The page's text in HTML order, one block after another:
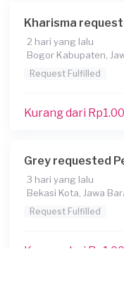
Kharisma
2 hari yang lalu
Bogor Kabupaten,
Request Fulfilled
Kurang dari
Grey requested
3 hari yang lalu
Bekasi Kota, Jawa
Request Fulfilled
Kurang dari
Azie requested